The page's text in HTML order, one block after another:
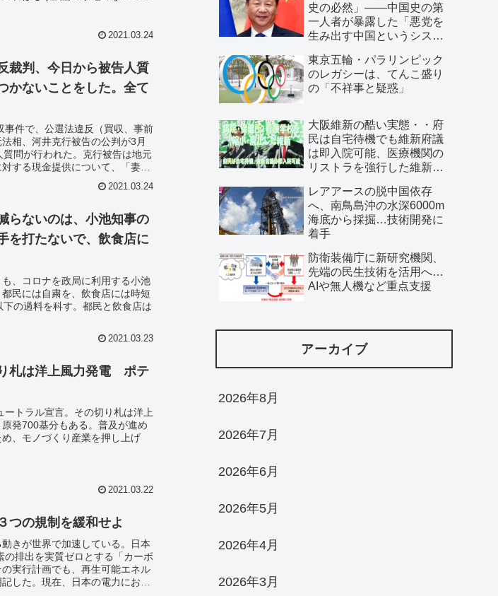
山、自山だ」と指摘。ツイッタ
ち返って「他山の石」について
2021.03.24
判、今日から被告人質
かないことをした。全て
件で、公選法違反（買収、事前
相、河井克行被告の公判が3月
問が行われた。克行被告は地元
する現金提供について、「妻の
を翻した理由を「認めるべきこ
とをした。全ての責任は私にあ
た。
2021.03.24
ないのは、小池知事の
を打たないで、飲食店に
、コロナを政局に利用する小池
民には自粛を、飲食店には時短
の過料を科す。都民と飲食店は
2021.03.23
札は洋上風力発電 ポテ
トラル宣言。その切り札は洋上
発700基分もある。普及が進め
、モノづくり産業を押し上げ
2021.03.22
の規制を緩和せよ
きが世界で加速している。日本
排出を実質ゼロとする「カーボ
実行計画でも、再生可能エネル
した。現在、日本の電力におい
史の必然」――中国史の第
一人者が暴露した「悪党を
生み出す中国というシステ
東京五輪・パラリンピック
のレガシーは、てんこ盛り
の「不祥事と疑惑」
大阪維新の酷い実態・・府
民は自宅待機でも維新府議
は即入院可能、医療機関の
リストラを強行した維新、
開催…
レアアースの脱中国依存
へ、南鳥島沖の水深6000m
海底から採掘…技術開発に
着手
防衛装備庁に新研究機関、
先端の民生技術を活用へ…
AIや無人機など重点支援
アーカイブ
2026年8月
2026年7月
2026年6月
2026年5月
2026年4月
2026年3月